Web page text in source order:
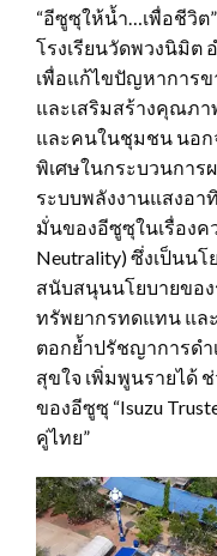
“อีซูซุให้น้ำ…เพื่อชีวิต
โรงเรียนวัดพวงนิมิต
เพื่อแก้ไขปัญหาการ
และเสริมสร้างคุณภ
และคนในชุมชน นอ
พิเศษในกระบวนการ
ระบบพลังงานแสงอา
มั่นของอีซูซุในเรื่องค
Neutrality) ซึ่งเป็นน
สนับสนุนนโยบายของ
ทรัพยากรทดแทน แล
ตอกย้ำปรัชญาการดำ
สุขใจ เพิ่มพูนรายได้
ของอีซูซุ “Isuzu
คู่ไทย”